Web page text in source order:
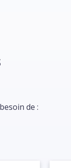
de :